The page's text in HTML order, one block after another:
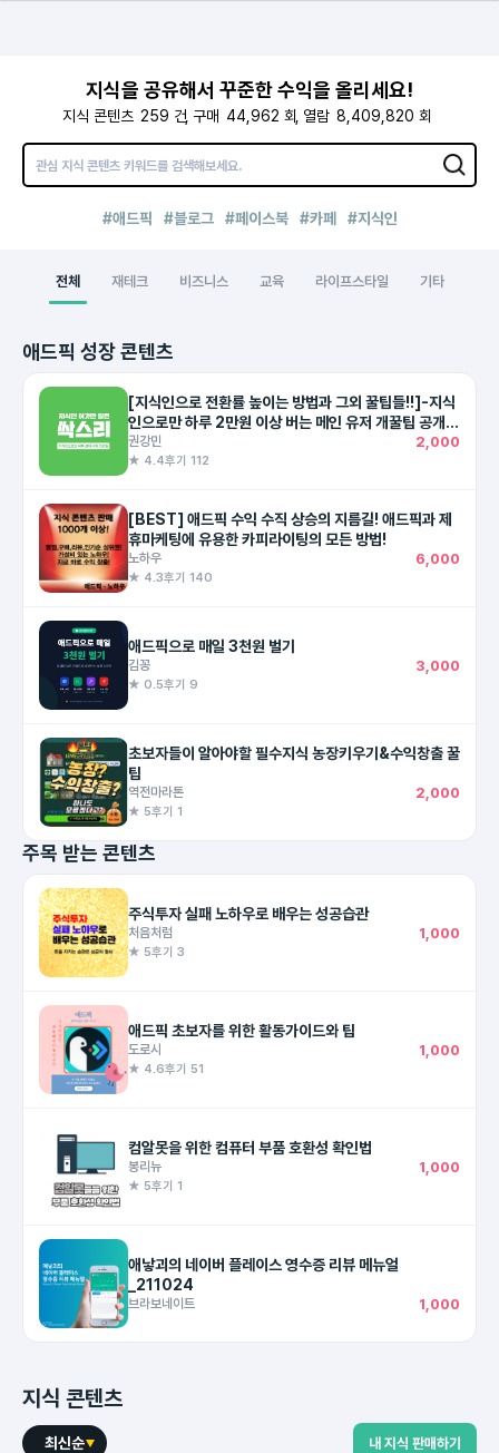
지식을 공유해서 꾸준한 수익을 올리세요!
지식 콘텐츠 259 건 구매 44,962 회 열람 8,409,820 회
#애드픽 #블로그 #페이스북 #카페 #지식인
전체 재테크 비즈니스 교육 라이프스타일 기타
애드픽 성장 콘텐츠
[지식인으로 전환률 높이는 방법과 그외 꿀팁들!!]-지식
인으로만 하루 2만원 이상 버는 메인 유저 개꿀팁 공개!
(최대 하루 351,640원)
권강민 2,000
★ 4.4후기 112
[BEST] 애드픽 수익 수직 상승의 지름길! 애드픽과 제
휴마케팅에 유용한 카피라이팅의 모든 방법!
노하우 6,000
★ 4.3후기 140
애드픽으로 매일 3천원 벌기
김꽁 3,000
★ 0.5후기 9
초보자들이 알아야할 필수지식 농장키우기&수익창출 꿀
팁
역전마라톤 2,000
★ 5후기 1
주목 받는 콘텐츠
주식투자 실패 노하우로 배우는 성공습관
처음처럼 1,000
★ 5후기 3
애드픽 초보자를 위한 활동가이드와 팁
도로시 1,000
★ 4.6후기 51
컴알못을 위한 컴퓨터 부품 호환성 확인법
봉리뉴 1,000
★ 5후기 1
애낳괴의 네이버 플레이스 영수증 리뷰 메뉴얼
_211024
브라보네이트 1,000
지식 콘텐츠
최신순 내 지식 판매하기